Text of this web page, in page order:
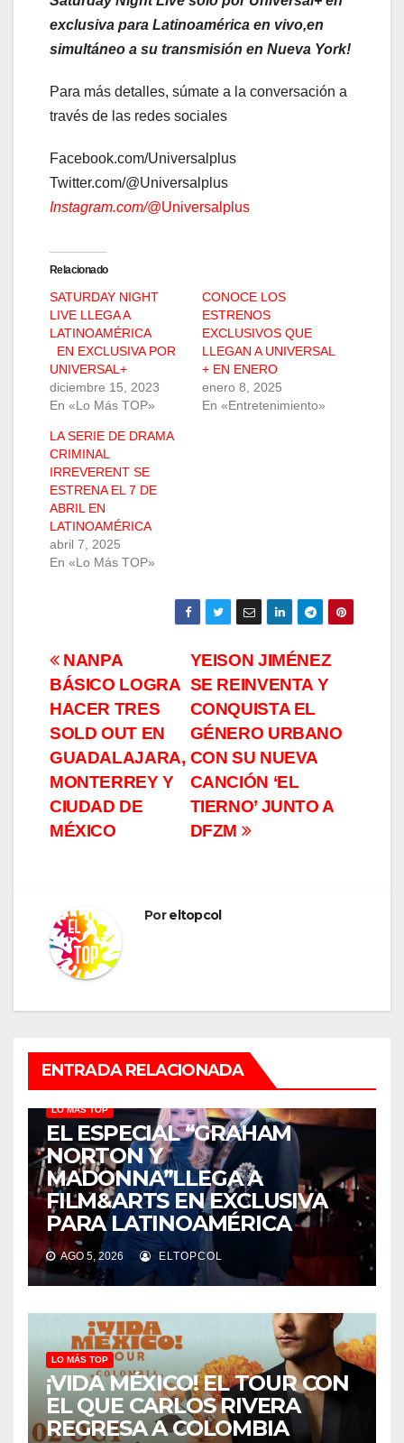
exclusiva para Latinoamérica en vivo,en
simultáneo a su transmisión en Nueva York!
Para más detalles, súmate a la conversación a
través de las redes sociales
Facebook.com/Universalplus
Twitter.com/@Universalplus
Instagram.com/@Universalplus
Relacionado
SATURDAY NIGHT
LIVE LLEGA A
LATINOAMÉRICA
EN EXCLUSIVA POR
UNIVERSAL+
diciembre 15, 2023
En «Lo Más TOP»
CONOCE LOS
ESTRENOS
EXCLUSIVOS QUE
LLEGAN A UNIVERSAL
+ EN ENERO
enero 8, 2025
En «Entretenimiento»
LA SERIE DE DRAMA
CRIMINAL
IRREVERENT SE
ESTRENA EL 7 DE
ABRIL EN
LATINOAMÉRICA
abril 7, 2025
En «Lo Más TOP»
Navegación
de
entradas
YEISON JIMÉNEZ
SE REINVENTA Y
CONQUISTA EL
GÉNERO URBANO
CON SU NUEVA
CANCIÓN ‘EL
TIERNO’ JUNTO A
DFZM
NANPA
BÁSICO LOGRA
HACER TRES
SOLD OUT EN
GUADALAJARA,
MONTERREY Y
CIUDAD DE
MÉXICO
Poreltopcol
ENTRADA RELACIONADA
LO MÁS TOP
EL ESPECIAL “GRAHAM
NORTON Y
MADONNA”LLEGA A
FILM&ARTS EN EXCLUSIVA
PARA LATINOAMÉRICA
AGO 5, 2026 ELTOPCOL
LO MÁS TOP
¡VIDA MÉXICO! EL TOUR CON
EL QUE CARLOS RIVERA
REGRESA A COLOMBIA